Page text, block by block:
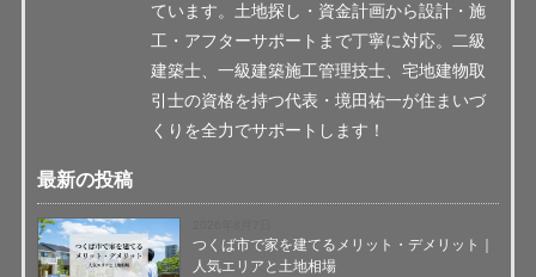
ています。土地探し・資金計画から設計・施
工・アフターサポートまで丁寧に対応。二級
建築士、一級建築施工管理技士、宅地建物取
引士の資格を持つ代表・境田祐一が住まいづ
くりを全力でサポートします！
最新の投稿
つくば市で家を建てるメリット・デメリット｜
人気エリアと土地相場